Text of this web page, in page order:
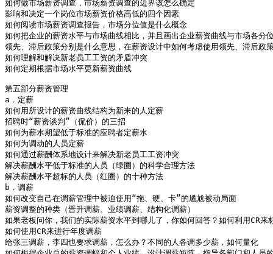
如何做市场薪资调查，市场薪资调查的边界该怎么确定
影响和决定一个岗位市场薪资价格高低的四个因素
如何阅读市场薪资调查报告，市场分位值是什么概念
如何把企业的薪资水平与市场曲线相比，并且画出企业薪资曲线与市场各分
领先、滞后政策分别是什么意思，在薪资设计中如何考虑使用领先、滞后政
如何理解和解决新老员工工资的矛盾冲突
如何定期根据市场水平更新薪资曲线
第五部分薪资管理
a．定薪
如何用所设计的薪资曲线结构为新来的人定薪
招聘时“薪资谈判”（侃价）的三招
如何为薪水期望低于标准的应聘者定薪水
如何为调动的人员定薪
如何通过薪酬体系地设计来解决新老员工工资冲突
解决薪酬水平低于标准的人员（绿圈）的科学合理方法
解决薪酬水平超标的人员（红圈）的十种方法
b．调薪
如何改变自己在调薪管理中被迫使用“拖、硬、卡”的尴尬被动局面
薪资调整的种类（晋升调薪、业绩调薪、结构化调薪）
如果老板问你，我们的实际薪资水平到哪儿了，你如何回答？如何利用CR来
如何使用CR来进行年度调薪
给张三调薪，李四也要求调薪，怎么办？不同的人各调多少薪，如何量化